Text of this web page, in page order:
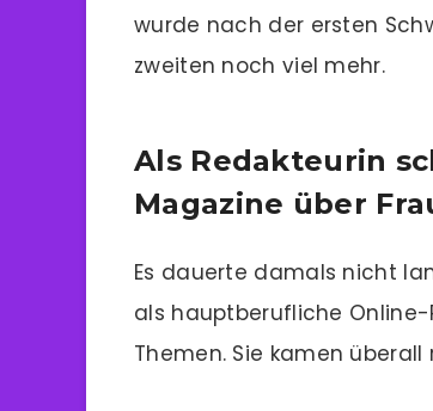
wurde nach der ersten
zweiten noch viel mehr.
Als Redakteurin
Magazine über
Es dauerte damals nicht
als hauptberufliche
Themen. Sie kamen